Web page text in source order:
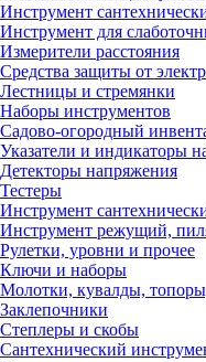
Инструмент
Инструмент для
Измерители расстояния
Средства защиты от
Лестницы и стремянки
Наборы инструментов
Садово-огородный
Указатели и индикаторы
Детекторы напряжения
Тестеры
Инструмент
Инструмент режущий,
Рулетки, уровни и прочее
Ключи и наборы
Молотки, кувалды,
Заклепочники
Степлеры и скобы
Сантехнический